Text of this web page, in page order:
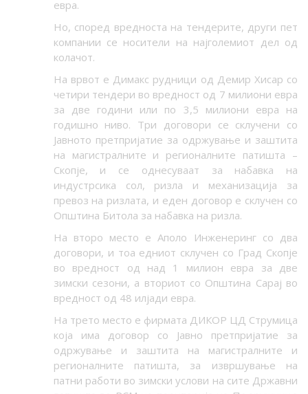
евра.
Но, според вредноста на тендерите, други пет
компании се носители на најголемиот дел од
колачот.
На врвот е Димакс рудници од Демир Хисар со
четири тендери во вредност од 7 милиони евра
за две години или по 3,5 милиони евра на
годишно ниво. Три договори се склучени со
Јавното претпријатие за одржување и заштита
на магистралните и регионалните патишта –
Скопје, и се однесуваат за набавка на
индустрсика сол, ризла и механизација за
превоз на ризлата, и еден договор е склучен со
Општина Битола за набавка на ризла.
На второ место е Аполо Инженеринг со два
договори, и тоа едниот склучен со Град Скопје
во вредност од над 1 милион евра за две
зимски сезони, а вториот со Општина Сарај во
вредност од 48 илјади евра.
На трето место е фирмата ДИКОР ЦД Струмица
која има договор со
Јавно претпријатие за
одржување и заштита на магистралните и
регионалните патишта, за извршување на
патни работи во зимски услови на сите Државни